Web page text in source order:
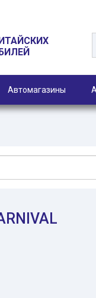
Автомагазины